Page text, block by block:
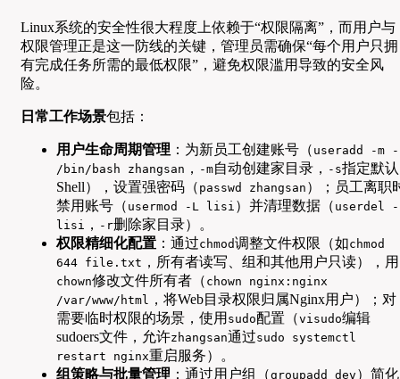
Linux系统的安全性很大程度上依赖于“权限隔离”，而用户与
权限管理正是这一防线的关键，管理员需确保“每个用户只拥
有完成任务所需的最低权限”，避免权限滥用导致的安全风
险。
日常工作场景包括：
用户生命周期管理 ：为新员工创建账号（ useradd -m
/bin/bash zhangsan ， -m自动创建家目录， -s指定默认
Shell），设置强密码（ passwd zhangsan ）；员工离职
禁用账号（ usermod -L lisi ）并清理数据（ userdel
lisi ， -r删除家目录）。
权限精细化配置 ：通过chmod调整文件权限（如chmod
644 file.txt ，所有者读写、组和其他用户只读），用
chown修改文件所有者（ chown nginx:nginx
/var/www/html ，将Web目录权限归属Nginx用户）；对
需要临时权限的场景，使用 sudo配置（visudo编辑
sudoers文件，允许zhangsan通过sudo systemctl
restart nginx重启服务）。
组策略与批量管理 ：通过用户组（groupadd dev ）简化